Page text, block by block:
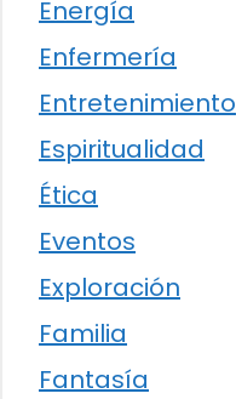
Energía
Enfermería
Entretenimiento
Espiritualidad
Ética
Eventos
Exploración
Familia
Fantasía